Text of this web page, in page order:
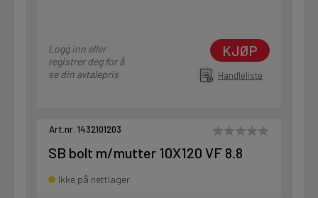
Logg inn eller
registrer deg for å
se din avtalepris
KJØP
Handleliste
Art.nr. 1432101203
SB bolt m/mutter 10X120 VF 8.8
Ikke på nettlager